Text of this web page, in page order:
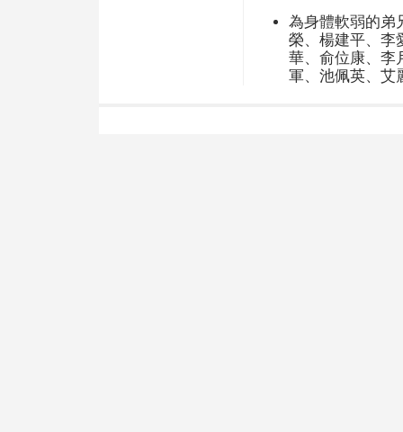
為身體軟弱的弟
榮、楊建平、李
華、俞位康、李
軍、池佩英、艾